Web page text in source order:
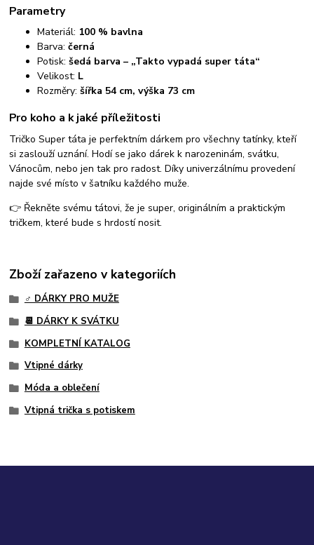
Parametry
Materiál: 100 % bavlna
Barva:černá
Potisk:šedá barva – „Takto vypadá super táta“
Velikost: L
Rozměry:šířka 54 cm, výška 73 cm
Pro koho a k jaké příležitosti
Tričko Super táta je perfektním dárkem pro všechny tatínky, kteří
si zaslouží uznání. Hodí se jako dárek k narozeninám, svátku,
Vánocům, nebo jen tak pro radost. Díky univerzálnímu provedení
najde své místo v šatníku každého muže.
👉 Řekněte svému tátovi, že je super, originálním a praktickým
tričkem, které bude s hrdostí nosit.
Zboží zařazeno v kategoriích
♂️ DÁRKY PRO MUŽE
📆 DÁRKY K SVÁTKU
KOMPLETNÍ KATALOG
Vtipné dárky
Móda a oblečení
Vtipná trička s potiskem